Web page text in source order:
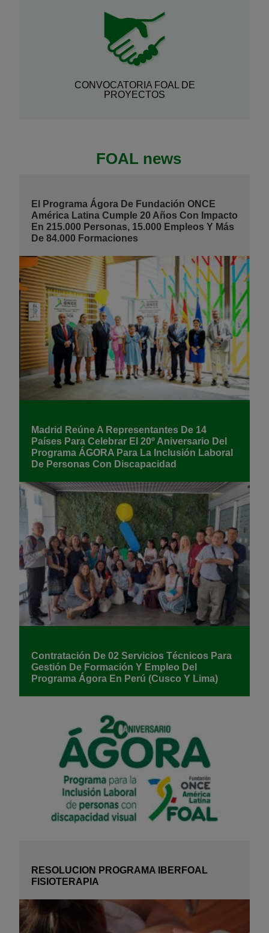
CONVOCATORIA FOAL DE
PROYECTOS
FOAL news
El Programa Ágora De Fundación ONCE
América Latina Cumple 20 Años Con Impacto
En 215.000 Personas, 15.000 Empleos Y Más
De 84.000 Formaciones
Madrid Reúne A Representantes De 14
Países Para Celebrar El 20º Aniversario Del
Programa ÁGORA Para La Inclusión Laboral
De Personas Con Discapacidad
Contratación De 02 Servicios Técnicos Para
Gestión De Formación Y Empleo Del
Programa Ágora En Perú (Cusco Y Lima)
RESOLUCION PROGRAMA IBERFOAL
FISIOTERAPIA